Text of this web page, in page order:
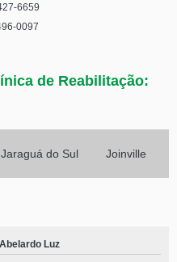
6659
0097
de Reabilitação:
Jaraguá do Sul Joinville
Abelardo Luz